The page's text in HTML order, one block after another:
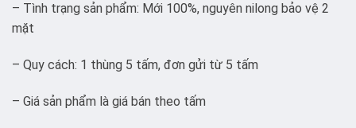
– Tình trạng sản phẩm: Mới 100%, nguyên nilong bảo vệ 2
mặt
– Quy cách: 1 thùng 5 tấm, đơn gửi từ 5 tấm
– Giá sản phẩm là giá bán theo tấm